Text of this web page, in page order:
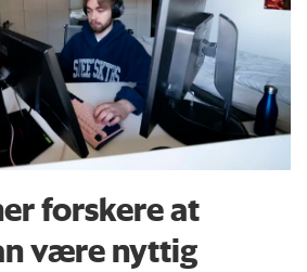
forskere at
være nyttig